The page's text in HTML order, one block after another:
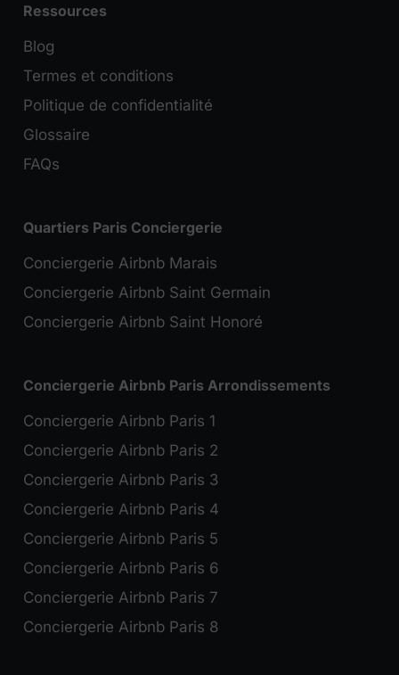
Ressources
Blog
Termes et conditions
Politique de confidentialité
Glossaire
FAQs
Quartiers Paris Conciergerie
Conciergerie Airbnb Marais
Conciergerie Airbnb Saint Germain
Conciergerie Airbnb Saint Honoré
Conciergerie Airbnb Paris Arrondissements
Conciergerie Airbnb Paris 1
Conciergerie Airbnb Paris 2
Conciergerie Airbnb Paris 3
Conciergerie Airbnb Paris 4
Conciergerie Airbnb Paris 5
Conciergerie Airbnb Paris 6
Conciergerie Airbnb Paris 7
Conciergerie Airbnb Paris 8